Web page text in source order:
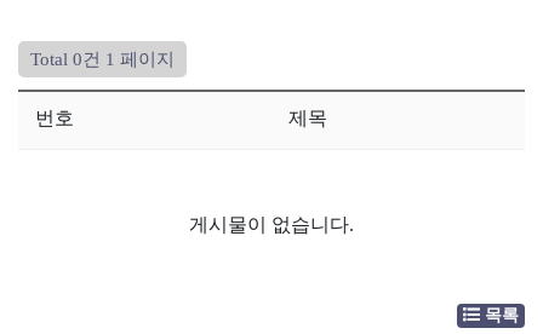
Total 0건 1 페이지
번호 제목
게시물이 없습니다.
목록